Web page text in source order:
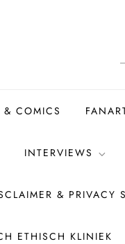
COMICS
INTERVIEWS
& PRIVACY
ETHISCH KLINIEK